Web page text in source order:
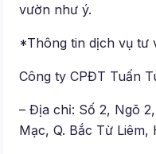
vườn như ý.
*Thông tin dịch vụ tư
Công ty CPĐT Tuấn
– Địa chỉ: Số 2, Ngõ
Mạc, Q. Bắc Từ Liêm,